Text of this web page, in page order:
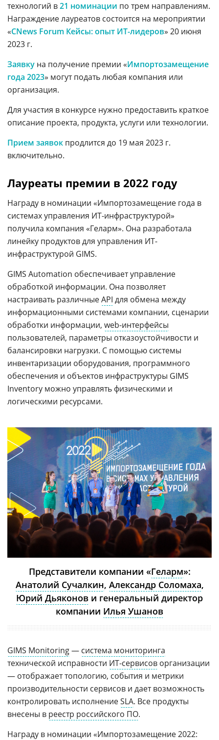
технологий в21 номинации по трем направлениям.
Награждение лауреатов состоится на мероприятии
«CNews Forum Кейсы: опыт ИТ-лидеров» 20 июня
2023 г.
Заявку на получение премии «Импортозамещение
года 2023» могут подать любая компания или
организация.
Для участия в конкурсе нужно предоставить краткое
описание проекта, продукта, услуги или технологии.
Прием заявок продлится до 19 мая 2023 г.
включительно.
Лауреаты премии в 2022 году
Награду в номинации «Импортозамещение года в
системах управления ИТ-инфраструктурой»
получила компания «Геларм». Она разработала
линейку продуктов для управления ИТ-
инфраструктурой GIMS.
GIMS Automation обеспечивает управление
обработкой информации. Она позволяет
настраивать различныеAPI для обмена между
информационными системами компании, сценарии
обработки информации, web-интерфейсы
пользователей, параметры отказоустойчивости и
балансировки нагрузки. С помощью системы
инвентаризации оборудования, программного
обеспечения и объектов инфраструктуры GIMS
Inventory можно управлять физическими и
логическими ресурсами.
Представители компании «Геларм»:
Анатолий Сучалкин, Александр Соломаха,
Юрий Дьяконов и генеральный директор
компании Илья Ушанов
GIMS Monitoring— система мониторинга
технической исправности ИТ-сервисов организации
— отображает топологию, события и метрики
производительности сервисов и дает возможность
контролировать исполнениеSLA. Все продукты
внесены в реестр российского ПО.
Награду в номинации «Импортозамещение 2022: